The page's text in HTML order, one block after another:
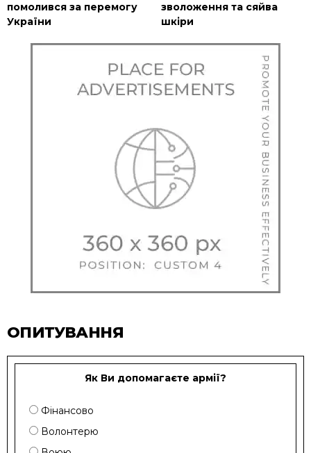
помолився за перемогу
України
зволоження та сяйва
шкіри
ОПИТУВАННЯ
Як Ви допомагаєте армії?
Фінансово
Волонтерю